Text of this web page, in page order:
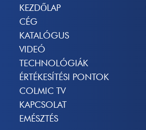
KEZDŐLAP
CÉG
KATALÓGUS
VIDEÓ
TECHNOLÓGIÁK
ÉRTÉKESÍTÉSI PONTOK
COLMIC TV
KAPCSOLAT
EMÉSZTÉS